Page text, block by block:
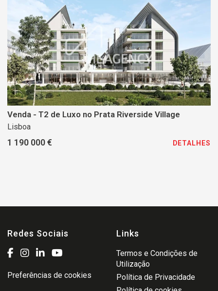
Venda - T2 de Luxo no Prata Riverside Village
Lisboa
1 190 000 € DETALHES
Redes Sociais
Preferências de cookies
Links
Termos e Condições de
Utilização
Política de Privacidade